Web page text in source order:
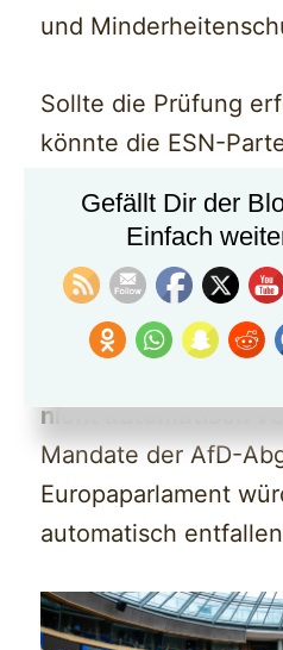
und
Sollte die Prüfung
könnte die ESN-
Damit wären vor allem
und politische
nicht automatisch
Mandate der AfD-
Europaparlament
automatisch
Gefällt Dir der
Einfach